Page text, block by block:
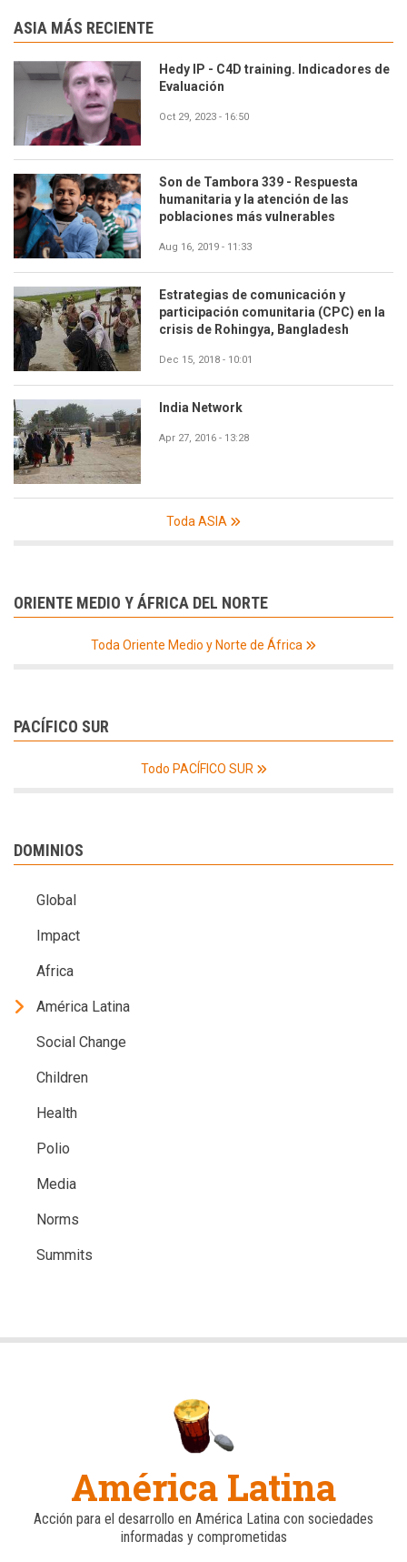
ASIA MÁS RECIENTE
Hedy IP - C4D training. Indicadores de
Evaluación
Oct 29, 2023 - 16:50
Son de Tambora 339 - Respuesta
humanitaria y la atención de las
poblaciones más vulnerables
Aug 16, 2019 - 11:33
Estrategias de comunicación y
participación comunitaria (CPC) en la
crisis de Rohingya, Bangladesh
Dec 15, 2018 - 10:01
India Network
Apr 27, 2016 - 13:28
Toda ASIA
ORIENTE MEDIO Y ÁFRICA DEL NORTE
Toda Oriente Medio y Norte de África
PACÍFICO SUR
Todo PACÍFICO SUR
DOMINIOS
Global
Impact
Africa
América Latina
Social Change
Children
Health
Polio
Media
Norms
Summits
América Latina
Acción para el desarrollo en América Latina con sociedades
informadas y comprometidas